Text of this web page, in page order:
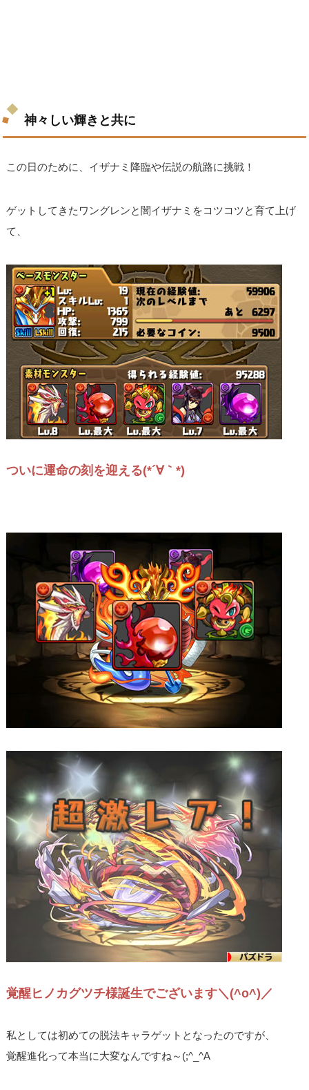
神々しい輝きと共に
この日のために、イザナミ降臨や伝説の航路に挑戦！
ゲットしてきたワングレンと闇イザナミをコツコツと育て上げ
て、
ついに運命の刻を迎える(*´∀｀*)
覚醒ヒノカグツチ様誕生でございます＼(^o^)／
私としては初めての脱法キャラゲットとなったのですが、
覚醒進化って本当に大変なんですね～(;^_^A